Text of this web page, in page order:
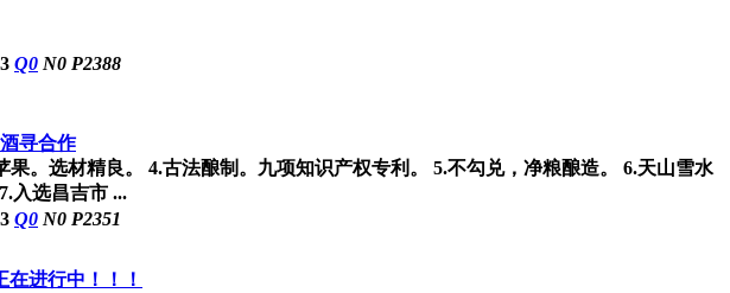
Q0 N0 P2388
寻合作
。选材精良。 4.古法酿制。九项知识产权专利。 5.不勾兑，净粮酿造。 6.天山雪水
入选昌吉市 ...
Q0 N0 P2351
进行中！！！